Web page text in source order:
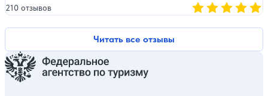
Читать все отзывы
210 отзывов